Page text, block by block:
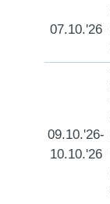
07.10.'26
09.10.'26-
10.10.'26